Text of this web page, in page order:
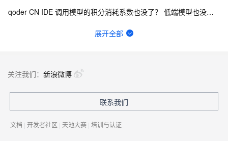
qoder CN IDE 调用模型的积分消耗系数也没了？ 低端模型也没折扣了吗？
付费高级用户 隐私模式总是自动给设置回共享改进模式
展开全部
关注我们： 新浪微博
联系我们
文档 | 开发者社区 | 天池大赛 | 培训与认证